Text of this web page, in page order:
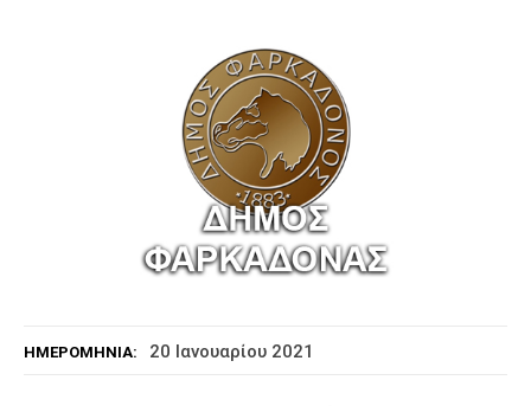
ΗΜΕΡΟΜΗΝΊΑ: 20 Ιανουαρίου 2021